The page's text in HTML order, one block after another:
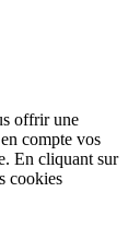
offrir une
compte vos
En cliquant sur
cookies